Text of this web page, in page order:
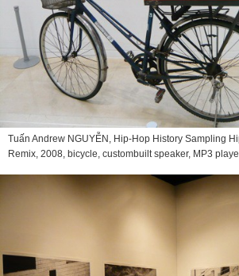
Tuấn Andrew NGUYỄN, Hip-Hop History Sampling
Remix , 2008, bicycle, custombuilt speaker, MP3